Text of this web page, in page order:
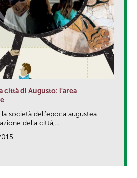
città di Augusto: l'area
società dell’epoca augustea
della città,...